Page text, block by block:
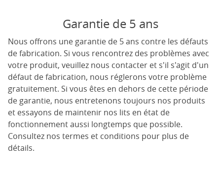
Garantie de 5 ans
Nous offrons une garantie de 5 ans contre les défauts
de fabrication. Si vous rencontrez des problèmes avec
votre produit, veuillez nous contacter et s'il s'agit d'un
défaut de fabrication, nous réglerons votre problème
gratuitement. Si vous êtes en dehors de cette période
de garantie, nous entretenons toujours nos produits
et essayons de maintenir nos lits en état de
fonctionnement aussi longtemps que possible.
Consultez nos termes et conditions pour plus de
détails.